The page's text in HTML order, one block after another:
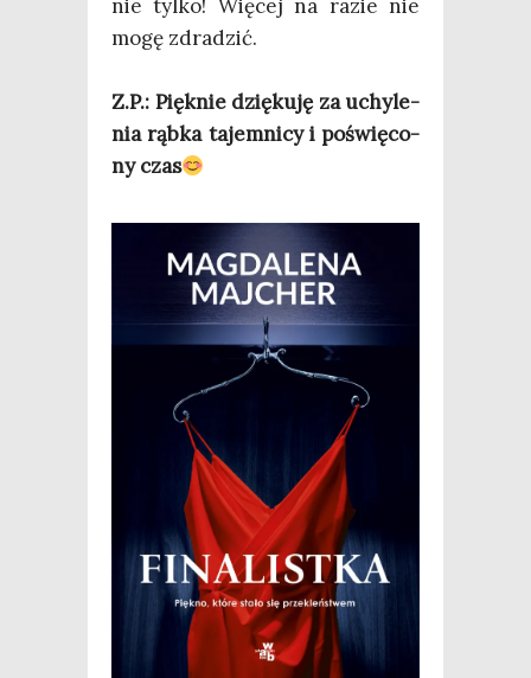
nie tyl­ko! Wię­cej na razie nie
mogę zdra­dzić.
Z.P.: Pięk­nie dzię­ku­ję za uchy­le­
nia rąb­ka tajem­ni­cy i poświę­co­
ny czas